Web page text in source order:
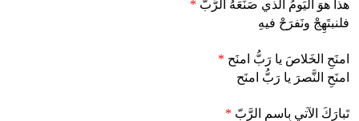
هذا هوَ اليَومُ الَّذي صَنَعَهُ الرَّبّ *
فلنبتَهِجْ ونَفرَحْ فيهِ
امنَحِ الخَلاصَ يا رَبُّ امنَح *
امنَحِ النَّصرَ يا رَبُّ امنَح
تَبارَكَ الآتي بِاسمِ الرَّبّ *